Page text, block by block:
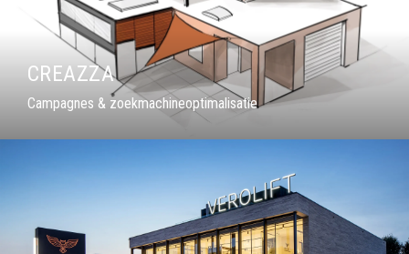
CREAZZA
Campagnes & zoekmachineoptimalisatie